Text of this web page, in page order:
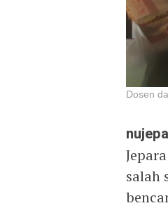
Dosen
salah